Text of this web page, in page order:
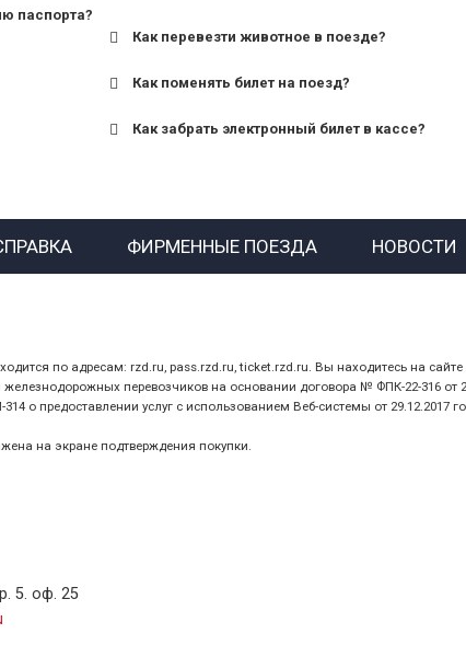
паспорта?
Как перевезти животное в поезде?
Как поменять билет на поезд?
Как забрать электронный билет в кассе?
назвав кассиру 14-значный номер
ФИРМЕННЫЕ ПОЕЗДА НОВОСТИ
по адресам: rzd.ru, pass.rzd.ru, ticket.rzd.ru. Вы находитесь на сайте
перевозчиков на основании договора № ФПК-22-316 от
предоставлении услуг с использованием Веб-системы от 29.12.2017
на экране подтверждения покупки.
5. оф. 25